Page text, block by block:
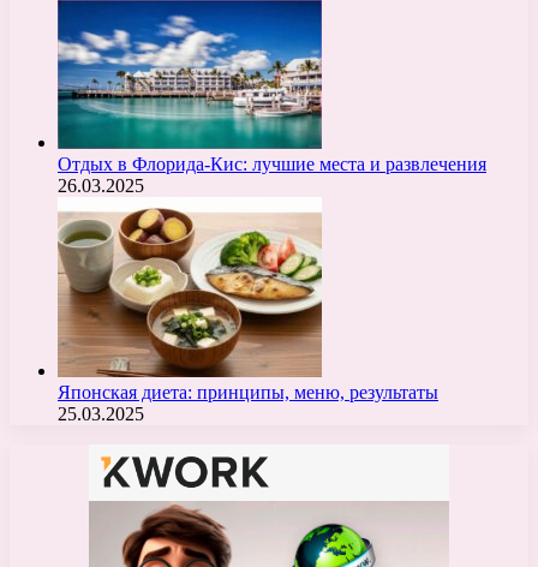
Отдых в Флорида-Кис: лучшие места и развлечения
26.03.2025
Японская диета: принципы, меню, результаты
25.03.2025